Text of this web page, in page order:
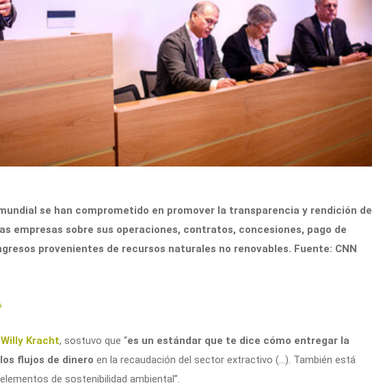
se han comprometido en promover la transparencia y rendición de
empresas sobre sus operaciones, contratos, concesiones, pago de
provenientes de recursos naturales no renovables. Fuente: CNN
Willy Kracht, sostuvo que “es un estándar que te dice cómo entregar la
flujos de dinero en la recaudación del sector extractivo (…). También está
de sostenibilidad ambiental”.